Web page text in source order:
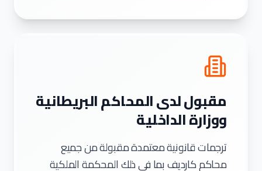
مقبول لدى المحاكم البريطانية
ووزارة الداخلية
ترجمات قانونية معتمدة مقبولة من جميع
محاكم كارديف بما في ذلك المحكمة الملكية